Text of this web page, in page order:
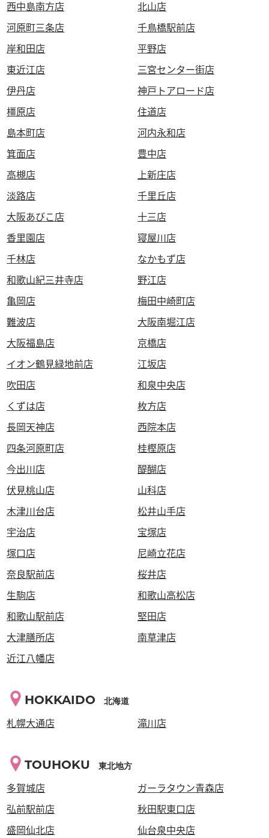
西中島南方店
北山店
河原町三条店
千鳥橋駅前店
岸和田店
平野店
東近江店
三宮センター街店
伊丹店
神戸トアロード店
橿原店
住道店
島本町店
河内永和店
箕面店
豊中店
高槻店
上新庄店
淡路店
千里丘店
大阪あびこ店
十三店
香里園店
寝屋川店
千林店
なかもず店
和歌山紀三井寺店
野江店
亀岡店
梅田中崎町店
難波店
大阪南堀江店
大阪福島店
京橋店
イオン鶴見緑地前店
江坂店
吹田店
和泉中央店
くずは店
枚方店
長岡天神店
西院本店
四条河原町店
桂樫原店
今出川店
醍醐店
伏見桃山店
山科店
木津川台店
松井山手店
宇治店
宝塚店
塚口店
尼崎立花店
奈良駅前店
桜井店
生駒店
和歌山高松店
和歌山駅前店
堅田店
大津膳所店
南草津店
近江八幡店
HOKKAIDO 北海道
札幌大通店 滝川店
TOUHOKU 東北地方
多賀城店
ガーラタウン青森店
弘前駅前店
秋田駅東口店
盛岡仙北店
仙台泉中央店